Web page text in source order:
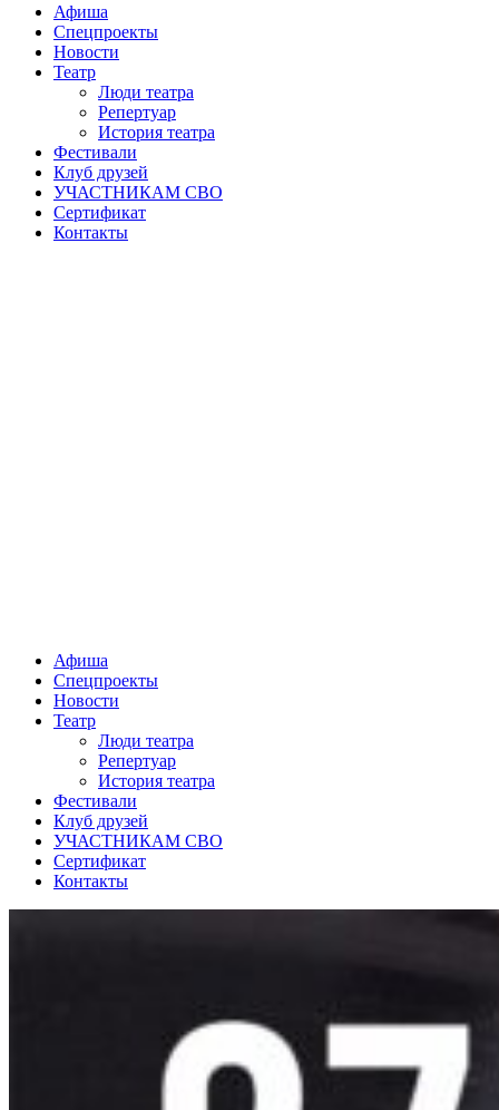
Афиша
Спецпроекты
Новости
Театр
Люди театра
Репертуар
История театра
Фестивали
Клуб друзей
УЧАСТНИКАМ СВО
Сертификат
Контакты
Афиша
Спецпроекты
Новости
Театр
Люди театра
Репертуар
История театра
Фестивали
Клуб друзей
УЧАСТНИКАМ СВО
Сертификат
Контакты